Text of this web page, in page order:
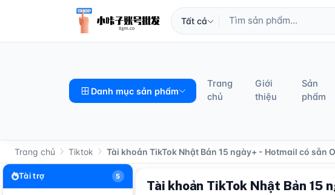
Tất cả
Danh mục sản phẩm
Trang
chủ
Giới
thiệu
Sản
phẩm
Trang chủ Tiktok Tài khoản TikTok Nhật Bản 15 ngày+ - Hotmail có sẵn
Tài trợ 5
Tài khoản TikTok Nhật Bản 15